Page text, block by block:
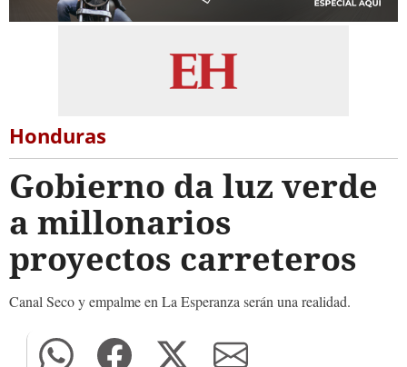
Honduras
Gobierno da luz verde
a millonarios
proyectos carreteros
Canal Seco y empalme en La Esperanza serán una realidad.